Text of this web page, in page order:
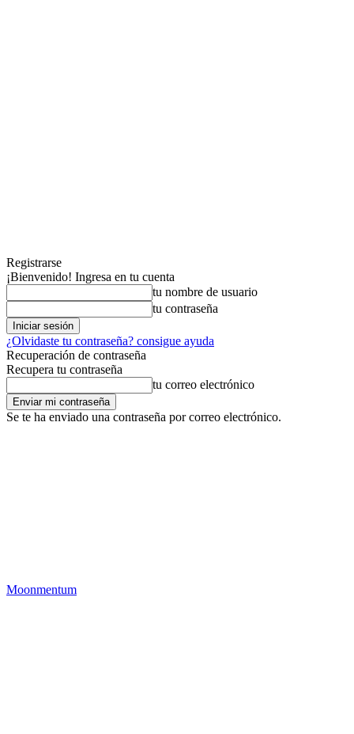
Registrarse
¡Bienvenido! Ingresa en tu cuenta
tu nombre de usuario
tu contraseña
¿Olvidaste tu contraseña? consigue ayuda
Recuperación de contraseña
Recupera tu contraseña
tu correo electrónico
Se te ha enviado una contraseña por correo electrónico.
Moonmentum